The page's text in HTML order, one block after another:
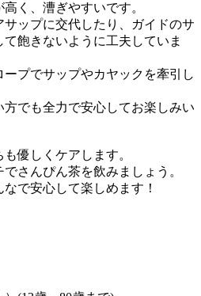
く、漕ぎやすいです。
ップに交代したり、ガイドのサ
飽きないように工夫していま
プでサップやカヤックを牽引し
でも全力で安心してお楽しみい
優しくケアします。
さんぴん茶を飲みましょう。
で安心して楽しめます！